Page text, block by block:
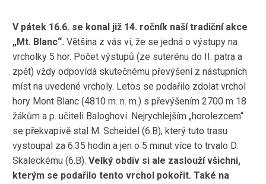
V pátek 16.6. se konal již 14. ročník naší tradiční akce
„Mt. Blanc“.Většina z vás ví, že se jedná o výstupy na
vrcholky 5 hor. Počet výstupů (ze suterénu do II. patra a
zpět) vždy odpovídá skutečnému převýšení z nástupních
míst na uvedené vrcholy. Letos se podařilo zdolat vrchol
hory Mont Blanc (4810 m. n. m.) s převýšením 2700 m 18
žákům a p. učiteli Baloghovi. Nejrychlejším „horolezcem“
se překvapivě stal M. Scheidel (6.B), který tuto trasu
vystoupal za 6.35 hodin a jen o 5 minut více to trvalo D.
Skaleckému (6.B).Velký obdiv si ale zaslouží všichni,
kterým se podařilo tento vrchol pokořit. Také na